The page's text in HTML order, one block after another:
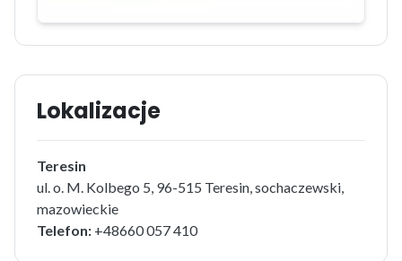
Lokalizacje
Teresin
ul. o. M. Kolbego 5, 96-515 Teresin, sochaczewski,
mazowieckie
Telefon: +48660 057 410